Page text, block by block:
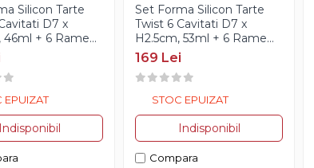
Silicon Tarte
D7 x
46ml + 6 Rame
D8 x H2cm,
EPUIZAT
Indisponibil
Set Forma Silicon Tarte
Twist 6 Cavitati D7 x
H2.5cm, 53ml + 6 Rame
Microforate D8 x H2cm,
Silikomart
169 Lei
STOC EPUIZAT
Indisponibil
Compara